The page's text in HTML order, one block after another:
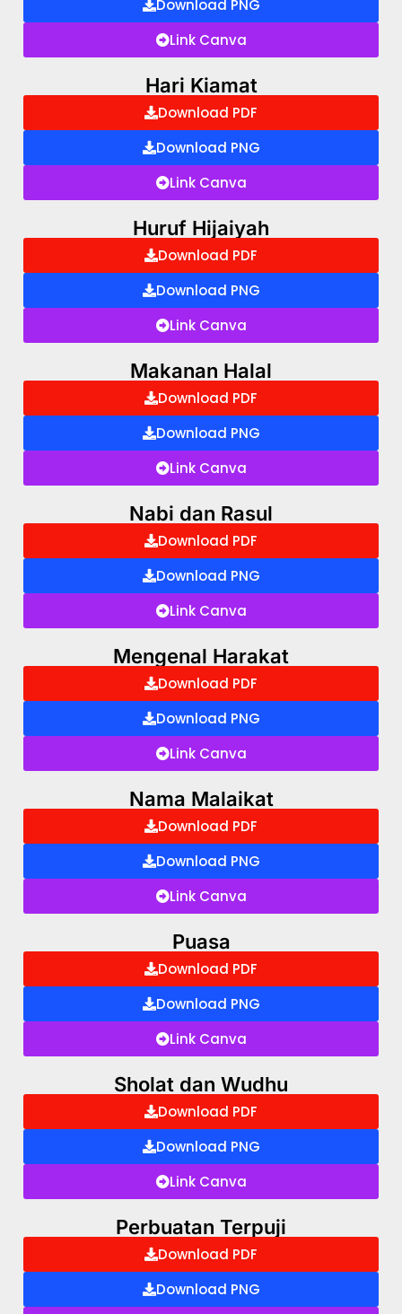
Download PNG
Link Canva
Hari Kiamat
Download PDF
Download PNG
Link Canva
Huruf Hijaiyah
Download PDF
Download PNG
Link Canva
Makanan Halal
Download PDF
Download PNG
Link Canva
Nabi dan Rasul
Download PDF
Download PNG
Link Canva
Mengenal Harakat
Download PDF
Download PNG
Link Canva
Nama Malaikat
Download PDF
Download PNG
Link Canva
Puasa
Download PDF
Download PNG
Link Canva
Sholat dan Wudhu
Download PDF
Download PNG
Link Canva
Perbuatan Terpuji
Download PDF
Download PNG